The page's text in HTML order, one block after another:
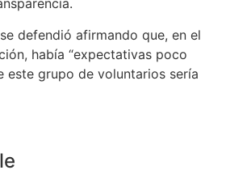
defendió afirmando que, en el
había “expectativas poco
este grupo de voluntarios sería